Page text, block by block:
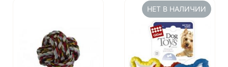
НЕТ В НАЛИЧИИ